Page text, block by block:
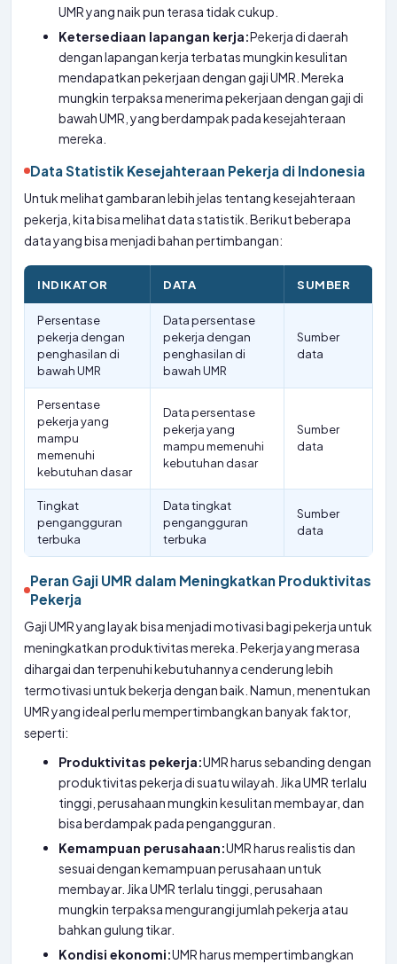
UMR yang naik pun terasa tidak cukup.
Ketersediaan lapangan kerja:Pekerja di daerah
dengan lapangan kerja terbatas mungkin kesulitan
mendapatkan pekerjaan dengan gaji UMR. Mereka
mungkin terpaksa menerima pekerjaan dengan gaji di
bawah UMR, yang berdampak pada kesejahteraan
mereka.
Data Statistik Kesejahteraan Pekerja di Indonesia
Untuk melihat gambaran lebih jelas tentang kesejahteraan
pekerja, kita bisa melihat data statistik. Berikut beberapa
data yang bisa menjadi bahan pertimbangan:
INDIKATOR DATA SUMBER
Persentase
pekerja dengan
penghasilan di
bawah UMR
Data persentase
pekerja dengan
penghasilan di
bawah UMR
Sumber
data
Persentase
pekerja yang
mampu
memenuhi
kebutuhan dasar
Data persentase
pekerja yang
mampu memenuhi
kebutuhan dasar
Sumber
data
Tingkat
pengangguran
terbuka
Data tingkat
pengangguran
terbuka
Sumber
data
Peran Gaji UMR dalam Meningkatkan Produktivitas
Pekerja
Gaji UMR yang layak bisa menjadi motivasi bagi pekerja untuk
meningkatkan produktivitas mereka. Pekerja yang merasa
dihargai dan terpenuhi kebutuhannya cenderung lebih
termotivasi untuk bekerja dengan baik. Namun, menentukan
UMR yang ideal perlu mempertimbangkan banyak faktor,
seperti:
Produktivitas pekerja:UMR harus sebanding dengan
produktivitas pekerja di suatu wilayah. Jika UMR terlalu
tinggi, perusahaan mungkin kesulitan membayar, dan
bisa berdampak pada pengangguran.
Kemampuan perusahaan:UMR harus realistis dan
sesuai dengan kemampuan perusahaan untuk
membayar. Jika UMR terlalu tinggi, perusahaan
mungkin terpaksa mengurangi jumlah pekerja atau
bahkan gulung tikar.
Kondisi ekonomi:UMR harus mempertimbangkan